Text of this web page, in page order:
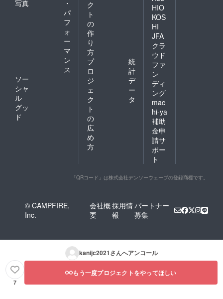
写真
・
パ
フ
ォ
ー
マ
ン
ス
ソー
シャ
ル
グッ
ド
ク
ト
の
作
り
方
プ
ロ
ジ
ェ
ク
ト
の
広
め
方
統
計
デ
ー
タ
HIO
KOS
HI
JFA
クラ
ウド
ファ
ン
ディ
ング
mac
hi-ya
補助
金申
請サ
ポー
ト
「QRコード」は株式会社デンソーウェーブの登録商標です。
© CAMPFIRE,
Inc.
会社概
要
採用情
報
パートナー
募集
kanijc2021さんへアンコール
7
もう一度プロジェクトをやってほしい